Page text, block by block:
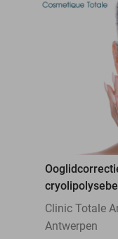
behandeling
Clinic Totale
Antwerpen